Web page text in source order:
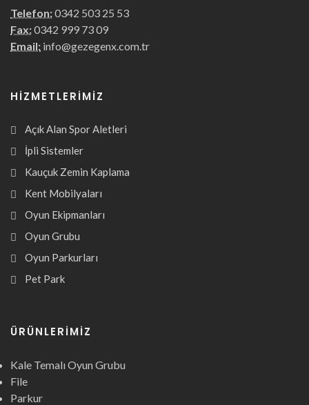
Telefon:0342 503 25 53
Fax:0342 999 73 09
Email: info@gezegenx.com.tr
HIZMETLERIMIZ
Açık Alan Spor Aletleri
İpli Sistemler
Kauçuk Zemin Kaplama
Kent Mobilyaları
Oyun Ekipmanları
Oyun Grubu
Oyun Parkurları
Pet Park
ÜRÜNLERIMIZ
Kale Temalı Oyun Grubu
File
Parkur